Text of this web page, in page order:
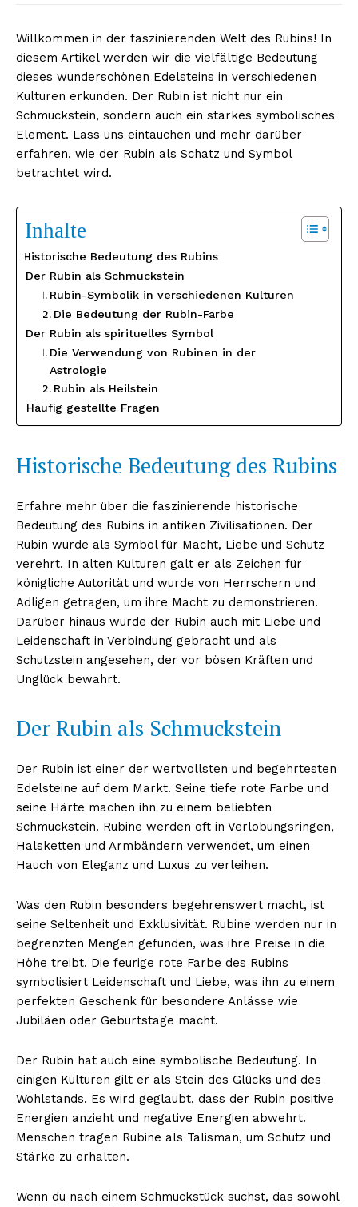
Willkommen in der faszinierenden Welt des Rubins! In
diesem Artikel werden wir die vielfältige Bedeutung
dieses wunderschönen Edelsteins in verschiedenen
Kulturen erkunden. Der Rubin ist nicht nur ein
Schmuckstein, sondern auch ein starkes symbolisches
Element. Lass uns eintauchen und mehr darüber
erfahren, wie der Rubin als Schatz und Symbol
betrachtet wird.
Inhalte
Historische Bedeutung des Rubins
Der Rubin als Schmuckstein
Rubin-Symbolik in verschiedenen Kulturen
Die Bedeutung der Rubin-Farbe
Der Rubin als spirituelles Symbol
Die Verwendung von Rubinen in der
Astrologie
Rubin als Heilstein
Häufig gestellte Fragen
Historische Bedeutung des Rubins
Erfahre mehr über die faszinierende historische
Bedeutung des Rubins in antiken Zivilisationen. Der
Rubin wurde als Symbol für Macht, Liebe und Schutz
verehrt. In alten Kulturen galt er als Zeichen für
königliche Autorität und wurde von Herrschern und
Adligen getragen, um ihre Macht zu demonstrieren.
Darüber hinaus wurde der Rubin auch mit Liebe und
Leidenschaft in Verbindung gebracht und als
Schutzstein angesehen, der vor bösen Kräften und
Unglück bewahrt.
Der Rubin als Schmuckstein
Der Rubin ist einer der wertvollsten und begehrtesten
Edelsteine auf dem Markt. Seine tiefe rote Farbe und
seine Härte machen ihn zu einem beliebten
Schmuckstein. Rubine werden oft in Verlobungsringen,
Halsketten und Armbändern verwendet, um einen
Hauch von Eleganz und Luxus zu verleihen.
Was den Rubin besonders begehrenswert macht, ist
seine Seltenheit und Exklusivität. Rubine werden nur in
begrenzten Mengen gefunden, was ihre Preise in die
Höhe treibt. Die feurige rote Farbe des Rubins
symbolisiert Leidenschaft und Liebe, was ihn zu einem
perfekten Geschenk für besondere Anlässe wie
Jubiläen oder Geburtstage macht.
Der Rubin hat auch eine symbolische Bedeutung. In
einigen Kulturen gilt er als Stein des Glücks und des
Wohlstands. Es wird geglaubt, dass der Rubin positive
Energien anzieht und negative Energien abwehrt.
Menschen tragen Rubine als Talisman, um Schutz und
Stärke zu erhalten.
Wenn du nach einem Schmuckstück suchst, das sowohl